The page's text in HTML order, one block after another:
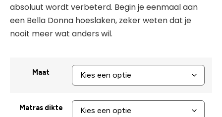
absoluut wordt verbeterd. Begin je eenmaal aan
een Bella Donna hoeslaken, zeker weten dat je
nooit meer wat anders wil.
Maat
Matras dikte